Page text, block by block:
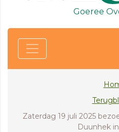
Goeree
Zaterdag 19 juli 2025
Duunhek